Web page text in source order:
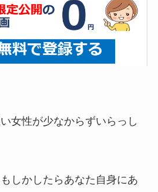
女性が少なからずいらっし
しかしたらあなた自身にあ